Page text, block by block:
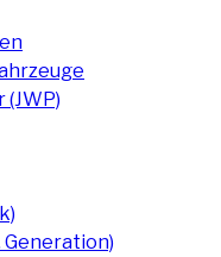
Generation)